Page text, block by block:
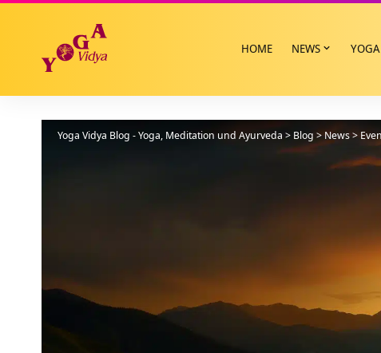
HOME NEWS
Yoga Vidya Blog - Yoga, Meditation und Ayurveda > Blog > News>